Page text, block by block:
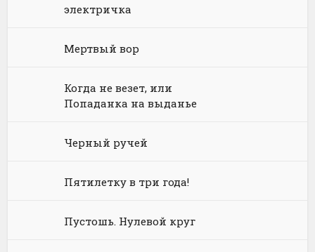
Юриспруденция, право
Попаданцы
Русское фэнтези
Юмористическое фэнтези
электричка
Мертвый вор
Когда не везет, или
Попаданка на выданье
Черный ручей
Пятилетку в три года!
Пустошь. Нулевой круг